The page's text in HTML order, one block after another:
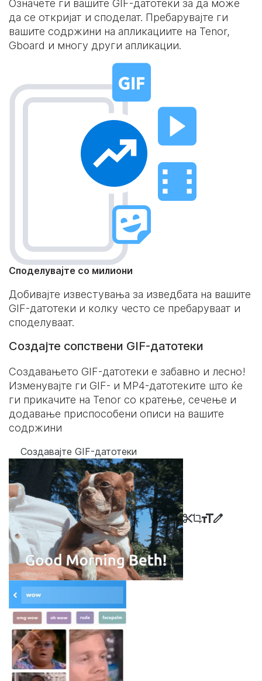
Означете ги вашите GIF-датотеки за да може
да се откријат и споделат. Пребарувајте ги
вашите содржини на апликациите на Tenor,
Gboard и многу други апликации.
Споделувајте со милиони
Добивајте известувања за изведбата на вашите
GIF-датотеки и колку често се пребаруваат и
споделуваат.
Создајте сопствени GIF-датотеки
Создавањето GIF-датотеки е забавно и лесно!
Изменувајте ги GIF- и MP4-датотеките што ќе
ги прикачите на Tenor со кратење, сечење и
додавање приспособени описи на вашите
содржини
Создавајте GIF-датотеки